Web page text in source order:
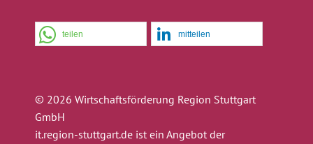
teilen mitteilen
© 2026 Wirtschaftsförderung Region Stuttgart
GmbH
it.region-stuttgart.de ist ein Angebot der